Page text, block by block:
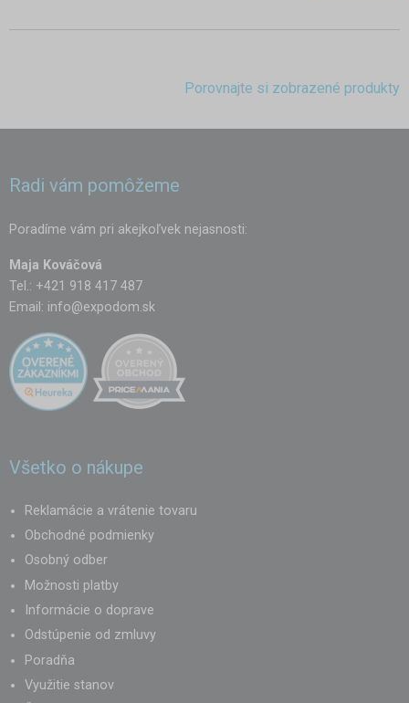
Porovnajte si zobrazené produkty
Radi vám pomôžeme
Poradíme vám pri akejkoľvek nejasnosti:
Maja Kováčová
Tel.: +421 918 417 487
Email: info@expodom.sk
Všetko o nákupe
Reklamácie a vrátenie tovaru
Obchodné podmienky
Osobný odber
Možnosti platby
Informácie o doprave
Odstúpenie od zmluvy
Poradňa
Využitie stanov